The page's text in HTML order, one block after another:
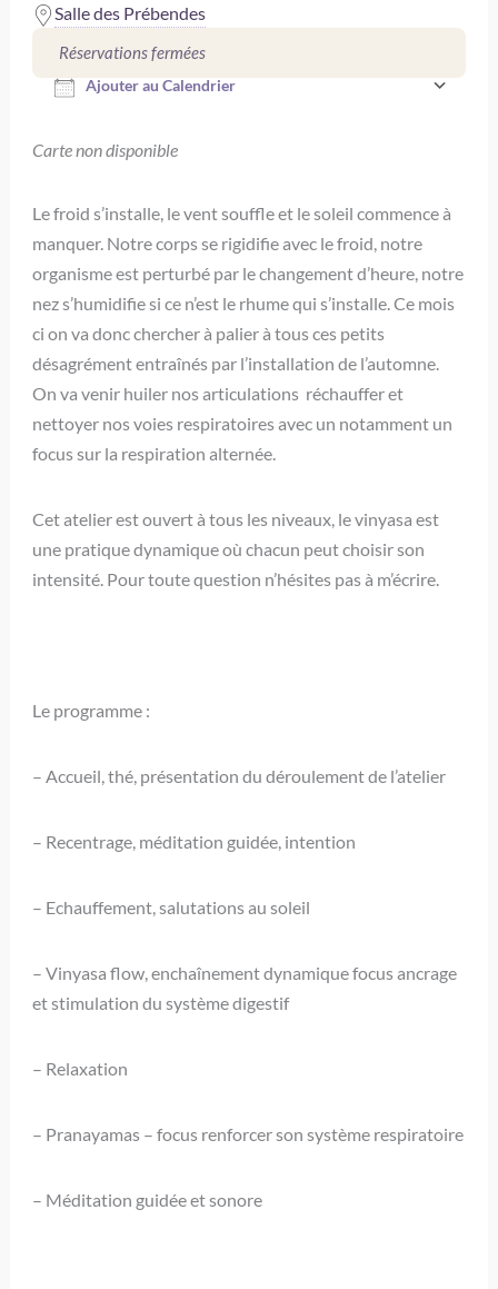
Salle des Prébendes
Réservations fermées
Ajouter au Calendrier
Télécharger ICS
Carte non disponible
Le froid s’installe, le vent souffle et le soleil commence à
manquer. Notre corps se rigidifie avec le froid, notre
organisme est perturbé par le changement d’heure, notre
nez s’humidifie si ce n’est le rhume qui s’installe. Ce mois
ci on va donc chercher à palier à tous ces petits
désagrément entraînés par l’installation de l’automne.
On va venir huiler nos articulations réchauffer et
nettoyer nos voies respiratoires avec un notamment un
focus sur la respiration alternée.
Cet atelier est ouvert à tous les niveaux, le vinyasa est
une pratique dynamique où chacun peut choisir son
intensité. Pour toute question n’hésites pas à m’écrire.
Le programme :
– Accueil, thé, présentation du déroulement de l’atelier
– Recentrage, méditation guidée, intention
– Echauffement, salutations au soleil
– Vinyasa flow, enchaînement dynamique focus ancrage
et stimulation du système digestif
– Relaxation
– Pranayamas – focus renforcer son système respiratoire
– Méditation guidée et sonore